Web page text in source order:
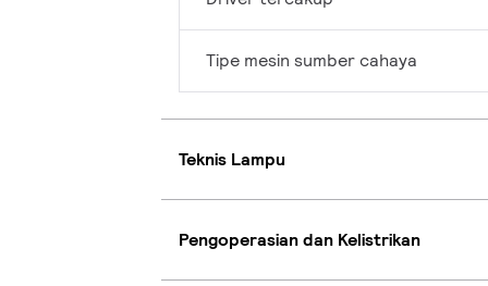
Tipe mesin sumber cahaya
Teknis Lampu
Pengoperasian dan Kelistrikan